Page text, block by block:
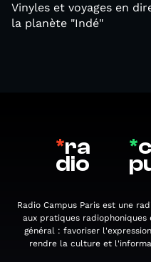
Vinyles et voyages en
la planète "Indé"
*ra
dio
*
Radio Campus Paris est une
aux pratiques
général : favoriser
rendre la culture et